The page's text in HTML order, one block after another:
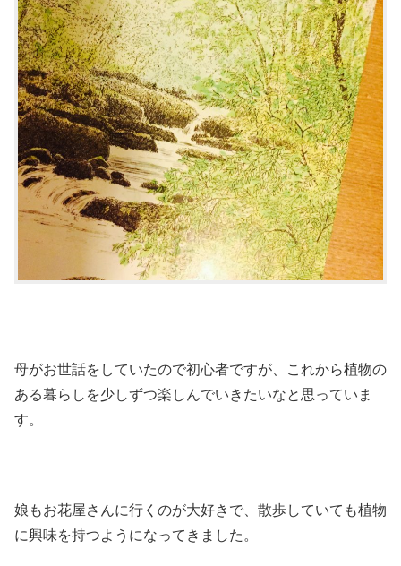
母がお世話をしていたので初心者ですが、これから植物の
ある暮らしを少しずつ楽しんでいきたいなと思っていま
す。
娘もお花屋さんに行くのが大好きで、散歩していても植物
に興味を持つようになってきました。